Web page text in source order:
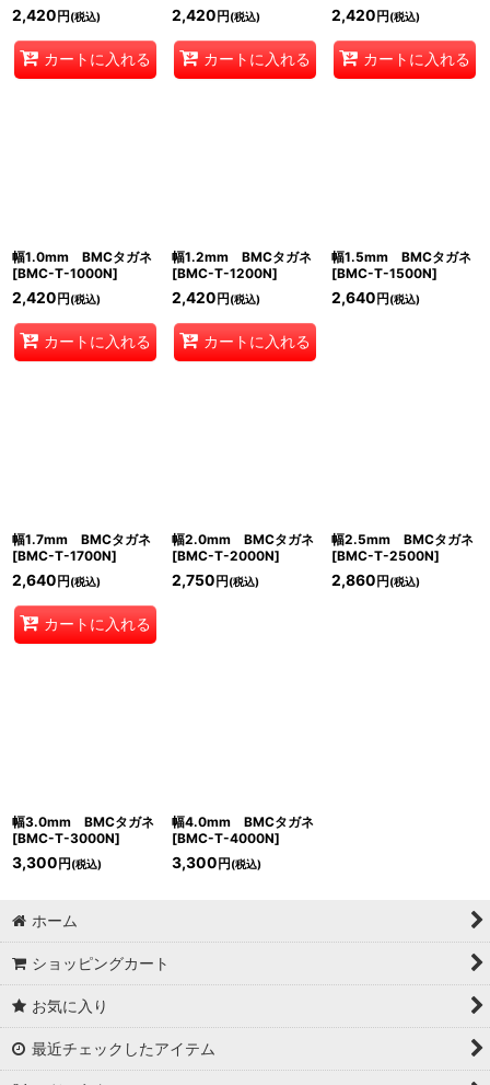
2,420 円 (税込)
カートに入れる
2,420 円 (税込)
カートに入れる
2,420 円 (税込)
カートに入れる
幅1.0mm BMCタガネ
[BMC-T-1000N]
2,420 円 (税込)
カートに入れる
幅1.2mm BMCタガネ
[BMC-T-1200N]
2,420 円 (税込)
カートに入れる
幅1.5mm BMCタガネ
[BMC-T-1500N]
2,640 円 (税込)
幅1.7mm BMCタガネ
[BMC-T-1700N]
2,640 円 (税込)
カートに入れる
幅2.0mm BMCタガネ
[BMC-T-2000N]
2,750 円 (税込)
幅2.5mm BMCタガネ
[BMC-T-2500N]
2,860 円 (税込)
幅3.0mm BMCタガネ
[BMC-T-3000N]
3,300 円 (税込)
幅4.0mm BMCタガネ
[BMC-T-4000N]
3,300 円 (税込)
ホーム
ショッピングカート
お気に入り
最近チェックしたアイテム